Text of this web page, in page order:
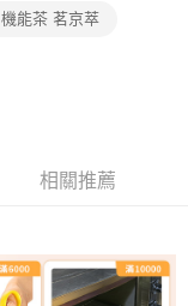
機能茶 茗京萃
相關推薦